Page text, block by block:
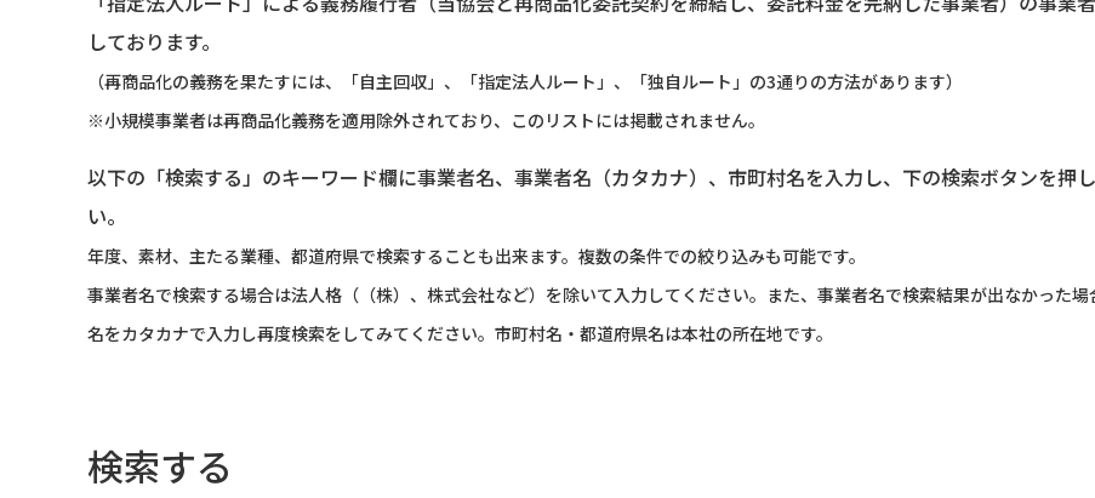
しております。
（再商品化の義務を果たすには、「自主回収」、「指定法人ルート」、「独自ルート」の3通りの方法があります）
※小規模事業者は再商品化義務を適用除外されており、このリストには掲載されません。
以下の「検索する」のキーワード欄に事業者名、事業者名（カタカナ）、市町村名を入力し、下の検索ボタンを押
い。
年度、素材、主たる業種、都道府県で検索することも出来ます。複数の条件での絞り込みも可能です。
事業者名で検索する場合は法人格（（株）、株式会社など）を除いて入力してください。また、事業者名で検索結果が出なかった場
名をカタカナで入力し再度検索をしてみてください。市町村名・都道府県名は本社の所在地です。
検索する